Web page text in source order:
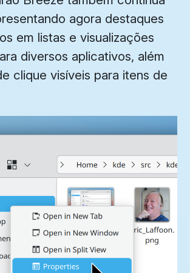
agora destaques
em listas e visualizações
diversos aplicativos, além
clique visíveis para itens de